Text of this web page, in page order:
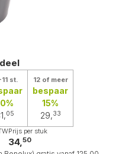
st.
05
12 of meer
bespaar
15%
29,33
Prijs per stuk
34, 50